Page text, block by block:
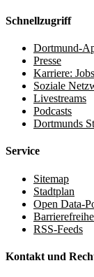
Schnellzugriff
Dortmund-
Presse
Karriere:
Soziale
Livestreams
Podcasts
Dortmunds
Service
Sitemap
Stadtplan
Open Data-
RSS-Feeds
Kontakt und